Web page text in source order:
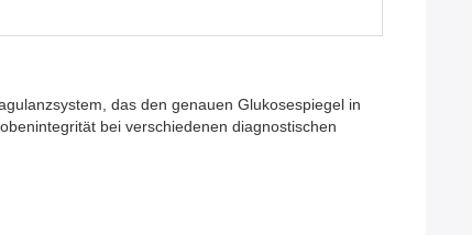
das den genauen Glukosespiegel in
bei verschiedenen diagnostischen